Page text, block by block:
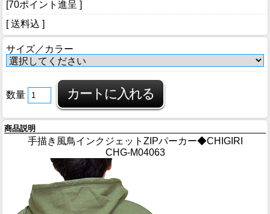
[70ポイント進呈 ]
[ 送料込 ]
サイズ／カラー
数量
商品説明
手描き風鳥インクジェットZIPパーカー◆CHIGIRI
CHG-M04063